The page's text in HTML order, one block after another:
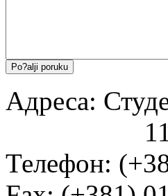
Адреса:
11158
Телефон: